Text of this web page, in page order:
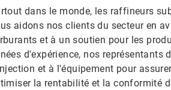
dans le monde, les raffineurs
aidons nos clients du secteur en
et à un soutien pour les
d'expérience, nos
et à l'équipement pour
la rentabilité et la conformité